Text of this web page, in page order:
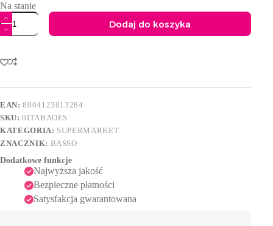
Na stanie
ilość
Oliwa
z
extra
vergine
sprayu
200ml
Dodaj do koszyka
t
r
a
t
i
v
:
EAN:8004123013284
SKU:0ITABAOES
KATEGORIA: SUPERMARKET
ZNACZNIK: BASSO
Dodatkowe funkcje
Najwyższa jakość
Bezpieczne płatności
Satysfakcja gwarantowana